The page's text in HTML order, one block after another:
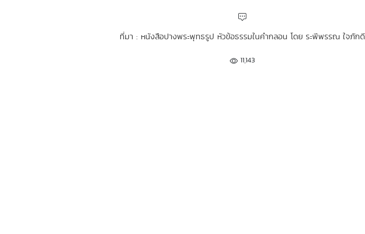
ที่มา : หนังสือปางพระพุทธรูป หัวข้อธรรมในคำกลอน โดย ระพีพรรณ ใจภักดี
11,143